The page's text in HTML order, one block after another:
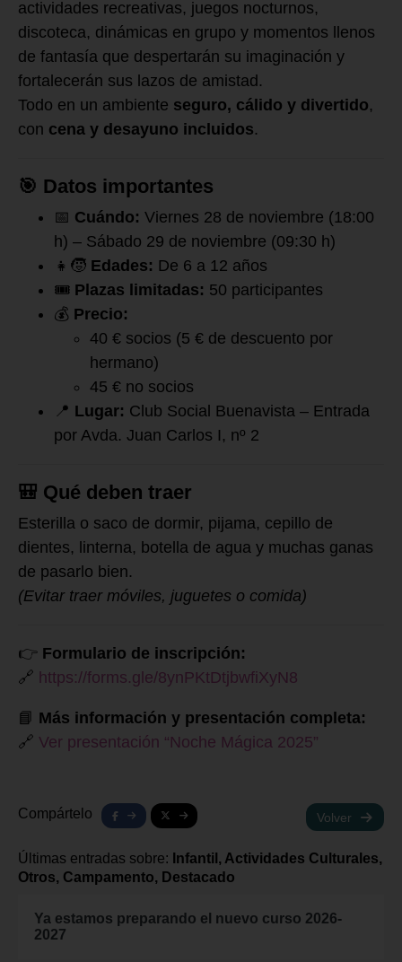
actividades recreativas, juegos nocturnos,
discoteca, dinámicas en grupo y momentos llenos
de fantasía que despertarán su imaginación y
fortalecerán sus lazos de amistad.
Todo en un ambiente seguro, cálido y divertido,
con cena y desayuno incluidos.
🎯 Datos importantes
📅 Cuándo: Viernes 28 de noviembre (18:00
h) – Sábado 29 de noviembre (09:30 h)
👧🧒 Edades: De 6 a 12 años
🎟️ Plazas limitadas: 50 participantes
💰 Precio:
40 € socios (5 € de descuento por
hermano)
45 € no socios
📍 Lugar: Club Social Buenavista – Entrada
por Avda. Juan Carlos I, nº 2
🎒 Qué deben traer
Esterilla o saco de dormir, pijama, cepillo de
dientes, linterna, botella de agua y muchas ganas
de pasarlo bien.
(Evitar traer móviles, juguetes o comida)
👉 Formulario de inscripción:
🔗 https://forms.gle/8ynPKtDtjbwfiXyN8
📘 Más información y presentación completa:
🔗 Ver presentación “Noche Mágica 2025”
Compártelo Volver
Últimas entradas sobre: Infantil, Actividades Culturales,
Otros, Campamento, Destacado
Ya estamos preparando el nuevo curso 2026-
2027